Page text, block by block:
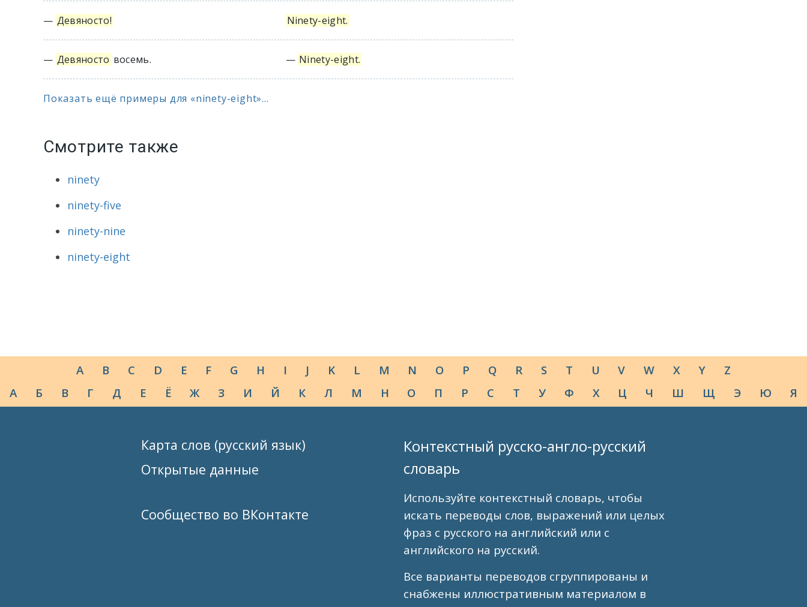
— Девяносто! Ninety-eight.
— Девяносто восемь. — Ninety-eight.
Показать ещё примеры для «ninety-eight»...
Смотрите также
ninety
ninety-five
ninety-nine
ninety-eight
A B C D E F G H I J K L M N O P Q R S T U V W X Y
Z
А
Б В Г Д Е Ё Ж З И Й К Л М Н О П Р С Т У Ф Х Ц Ч Ш Щ Э Ю Я
Карта слов (русский язык)
Открытые данные
Сообщество во ВКонтакте
Контекстный русско-англо-русский
словарь
Используйте контекстный словарь, чтобы
искать переводы слов, выражений или целых
фраз с русского на английский или с
английского на русский.
Все варианты переводов сгруппированы и
снабжены иллюстративным материалом в